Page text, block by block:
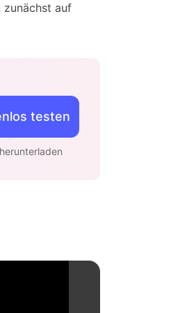
zunächst auf
testen